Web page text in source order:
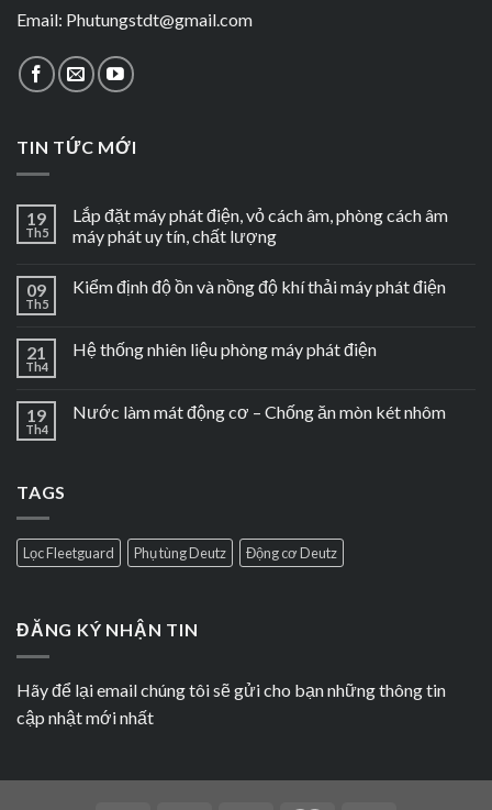
Email: Phutungstdt@gmail.com
TIN TỨC MỚI
19
Th5
Lắp đặt máy phát điện, vỏ cách âm, phòng cách âm
máy phát uy tín, chất lượng
09
Th5
Kiểm định độ ồn và nồng độ khí thải máy phát điện
21
Th4
Hệ thống nhiên liệu phòng máy phát điện
19
Th4
Nước làm mát động cơ – Chống ăn mòn két nhôm
TAGS
Lọc Fleetguard Phụ tùng Deutz Động cơ Deutz
ĐĂNG KÝ NHẬN TIN
Hãy để lại email chúng tôi sẽ gửi cho bạn những thông tin
cập nhật mới nhất